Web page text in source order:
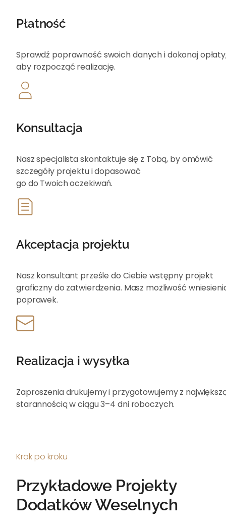
Płatność
Sprawdź poprawność swoich danych i dokonaj
aby rozpocząć realizację.
Konsultacja
Nasz specjalista skontaktuje się z Tobą, by omówić
szczegóły projektu i dopasować
go do Twoich oczekiwań.
Akceptacja projektu
Nasz konsultant prześle do Ciebie wstępny projekt
graficzny do zatwierdzenia. Masz możliwość
poprawek.
Realizacja i wysyłka
Zaproszenia drukujemy i przygotowujemy z
starannością w ciągu 3–4 dni roboczych.
Krok po kroku
Przykładowe Projekty
Dodatków Weselnych